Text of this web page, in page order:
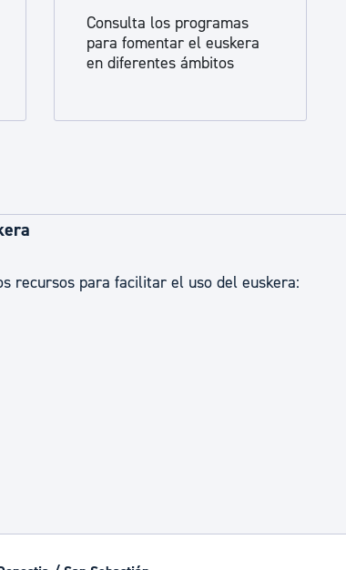
Noticias
Agenda cultural
Consulta los programas
para fomentar el euskera
en diferentes ámbitos
recursos para facilitar el uso del euskera: